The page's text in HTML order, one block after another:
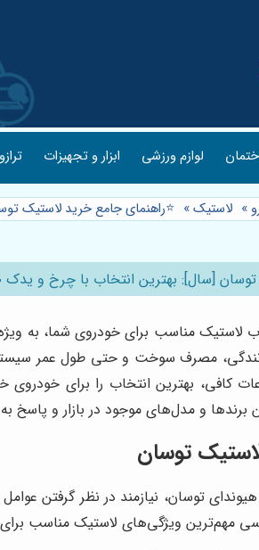
لوازم ورزشی ابزار و تجهیزات ترازو
» لاستیک» ⭐️راهنمای جامع خرید لاستیک
توسان [سال]: بهترین انتخاب با چرخ و یدک
لاستیک مناسب برای خودروی شما، به
مصرف سوخت و حتی طول عمر سیستم
کافی، بهترین انتخاب را برای
برندها و مدل‌های موجود در بازار و پاسخ
توسان
توسان، نیازمند در نظر گرفتن
مهم‌ترین ویژگی‌های لاستیک مناسب برای